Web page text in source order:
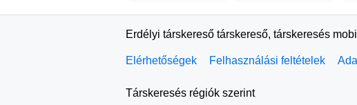
Erdélyi társkereső társkereső, társkeresés
Elérhetőségek Felhasználási feltételek
Társkeresés régiók szerint